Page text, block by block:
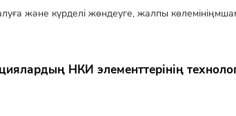
және күрделі жөндеуге, жалпы
НКИ элементтерінің